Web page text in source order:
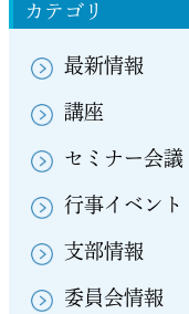
カテゴリ
最新情報
講座
セミナー会議
行事イベント
支部情報
委員会情報